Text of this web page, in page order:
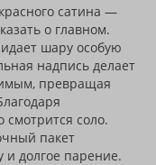
сатина —
о главном.
шару особую
надпись делает
превращая
соло.
пакет
и долгое парение.